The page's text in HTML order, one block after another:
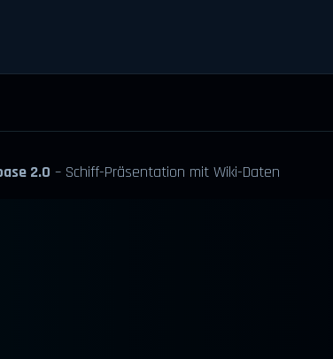
2.0 – Schiff-Präsentation mit Wiki-Daten